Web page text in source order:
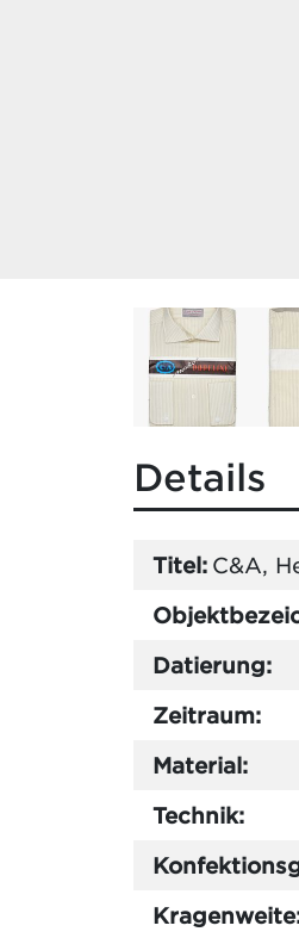
Details
Titel: C&A,
Datierung:
Zeitraum:
Material:
Technik: